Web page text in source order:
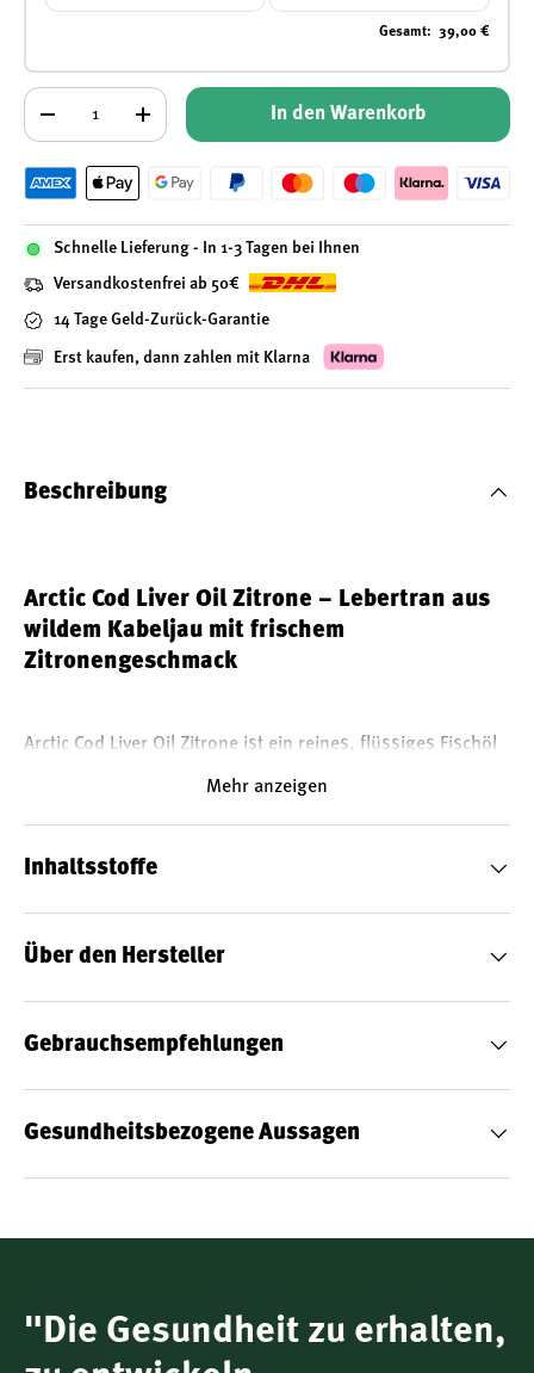
Gesamt: 39,00 €
Anzahl
+ In den Warenkorb
Schnelle Lieferung - In 1-3 Tagen bei Ihnen
Versandkostenfrei ab 50€
14 Tage Geld-Zurück-Garantie
Erst kaufen, dann zahlen mit Klarna
Beschreibung
Arctic Cod Liver Oil Zitrone – Lebertran aus
wildem Kabeljau mit frischem
Zitronengeschmack
Arctic Cod Liver Oil Zitrone ist ein reines, flüssiges Fischöl
angenehm milden Zitronengeschmack. Es wird direkt aus
der frischen Leber des Fisches gewonnen und enthält
keine Zusätze anderer Fischöle. Damit ist es eine natürliche
Triglyzeridform.
Fettsäuren – davon 340 mg EPA (Eicosapentaensäure) und
langkettige Omega-3-Fettsäuren. Diese Mengen leisten
Mehr anzeigen
Inhaltsstoffe
Über den Hersteller
Gebrauchsempfehlungen
Gesundheitsbezogene Aussagen
"Die Gesundheit zu erhalten,